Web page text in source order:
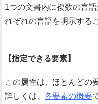
1つの文書内に複数の言
れぞれの言語を明示する
指定できる要素
この属性は、ほとんどの
詳しくは、 各要素の概要